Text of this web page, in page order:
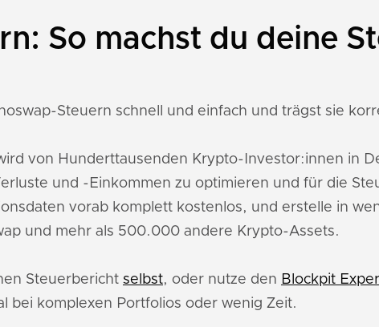
So machst du deine
Steuern schnell und einfach und trägst sie
von Hunderttausenden Krypto-Investor:innen in
und -Einkommen zu optimieren und für die
vorab komplett kostenlos, und erstelle in
und mehr als 500.000 andere Krypto-Assets.
Steuerbericht selbst, oder nutze den Blockpit
bei komplexen Portfolios oder wenig Zeit.